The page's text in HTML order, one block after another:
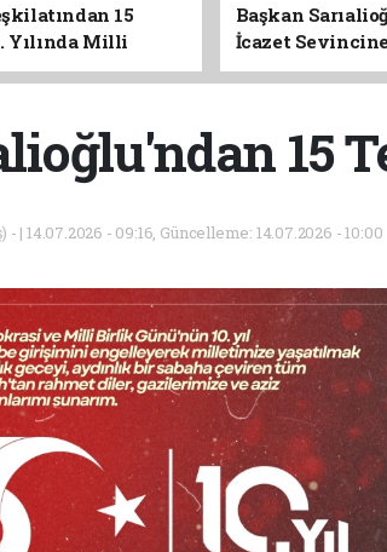
15
Yılında Milli
Başkan
İcazet
15
- | 14.07.2026 - 09:16, Güncelleme: 14.07.2026 - 10:00